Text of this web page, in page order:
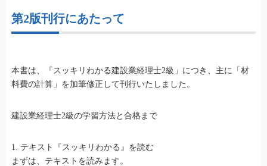
第2版刊行にあたって
本書は、『スッキリわかる建設業経理士2級」につき、主に「材
料費の計算」を加筆修正して刊行いたしました。
建設業経理士2級の学習方法と合格まで
1. テキスト『スッキリわかる』を読む
まずは、テキストを読みます。